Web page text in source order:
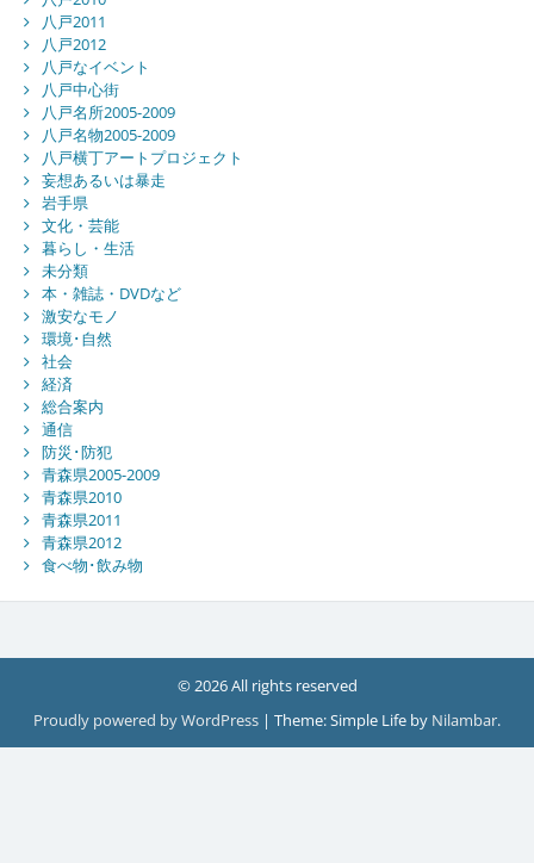
八戸2011
八戸2012
八戸なイベント
八戸中心街
八戸名所2005-2009
八戸名物2005-2009
八戸横丁アートプロジェクト
妄想あるいは暴走
岩手県
文化・芸能
暮らし・生活
未分類
本・雑誌・DVDなど
激安なモノ
環境･自然
社会
経済
総合案内
通信
防災･防犯
青森県2005-2009
青森県2010
青森県2011
青森県2012
食べ物･飲み物
© 2026 All rights reserved
Proudly powered by WordPress | Theme: Simple Life by Nilambar.